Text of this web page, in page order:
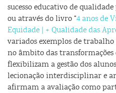
sucesso educativo de
ou através do livro “4 anos de
Equidade | + Qualidade das
variados exemplos de
no âmbito das transformações
flexibilizam a gestão dos
lecionação interdisciplinar e
afirmam a avaliação como